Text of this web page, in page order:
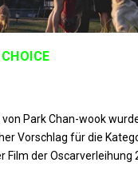
von Park Chan-wook
Vorschlag für die
Film der Oscarverleihung